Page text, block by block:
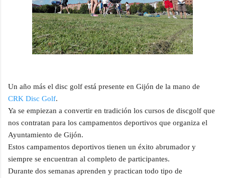
Un año más el disc golf está presente en Gijón de la mano de
CRK Disc Golf.
Ya se empiezan a convertir en tradición los cursos de discgolf que
nos contratan para los campamentos deportivos que organiza el
Ayuntamiento de Gijón.
Estos campamentos deportivos tienen un éxito abrumador y
siempre se encuentran al completo de participantes.
Durante dos semanas aprenden y practican todo tipo de